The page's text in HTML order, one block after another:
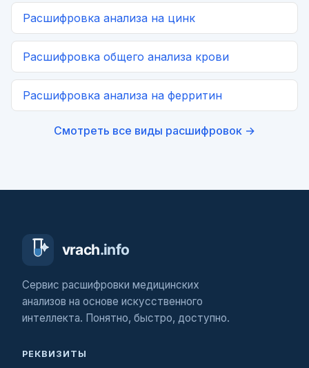
Расшифровка анализа на цинк
Расшифровка общего анализа крови
Расшифровка анализа на ферритин
Смотреть все виды расшифровок →
Сервис расшифровки медицинских
анализов на основе искусственного
интеллекта. Понятно, быстро, доступно.
РЕКВИЗИТЫ